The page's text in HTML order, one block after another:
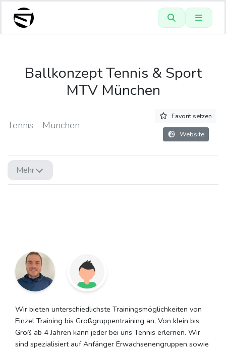
Ballkonzept Tennis & Sport
MTV München
Tennis - München
Favorit setzen
Website
Mehr
Wir bieten unterschiedlichste Trainingsmöglichkeiten von
Einzel Training bis Großgruppentraining an. Von klein bis
Groß ab 4 Jahren kann jeder bei uns Tennis erlernen. Wir
sind spezialisiert auf Anfänger Erwachsenengruppen sowie